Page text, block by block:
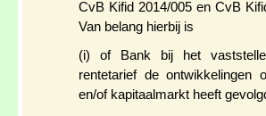
CvB Kifid 2014/005 en CvB
Van belang hierbij is
(i) of Bank bij het
rentetarief de ontwikkelingen
en/of kapitaalmarkt heeft